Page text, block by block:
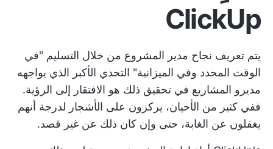
ClickUp
يتم تعريف نجاح مدير المشروع من خلال التسليم "في
الوقت المحدد وفي الميزانية" التحدي الأكبر الذي يواجهه
مديرو المشاريع في تحقيق ذلك هو الافتقار إلى الرؤية.
ففي كثير من الأحيان، يركزون على الأشجار لدرجة أنهم
يغفلون عن الغابة، حتى وإن كان ذلك عن غير قصد.